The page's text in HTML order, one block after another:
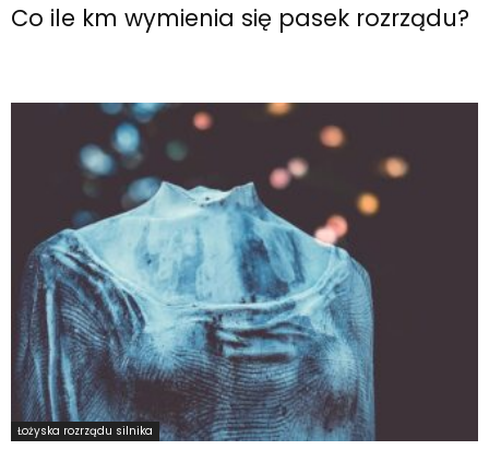
Co ile km wymienia się pasek rozrządu?
Łożyska rozrządu silnika